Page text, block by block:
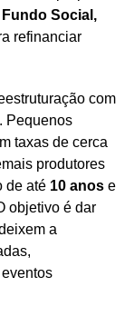
Social,
refinanciar
com
Pequenos
taxas de cerca
produtores
de até 10 anose
objetivo é dar
a